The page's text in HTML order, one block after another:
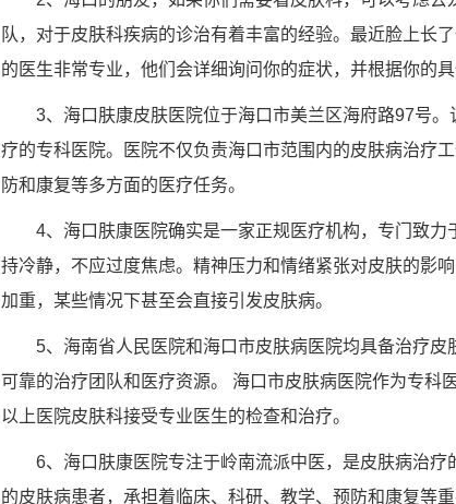
队，对于皮肤科疾病的诊治有着丰富的经验。最近脸上长
的医生非常专业，他们会详细询问你的症状，并根据你的
3、海口肤康皮肤医院位于海口市美兰区海府路97号
疗的专科医院。医院不仅负责海口市范围内的皮肤病治疗
防和康复等多方面的医疗任务。
4、海口肤康医院确实是一家正规医疗机构，专门致
持冷静，不应过度焦虑。精神压力和情绪紧张对皮肤的影
加重，某些情况下甚至会直接引发皮肤病。
5、海南省人民医院和海口市皮肤病医院均具备治疗
可靠的治疗团队和医疗资源。 海口市皮肤病医院作为专科
以上医院皮肤科接受专业医生的检查和治疗。
6、海口肤康医院专注于岭南流派中医，是皮肤病治
的皮肤病患者，承担着临床、科研、教学、预防和康复等